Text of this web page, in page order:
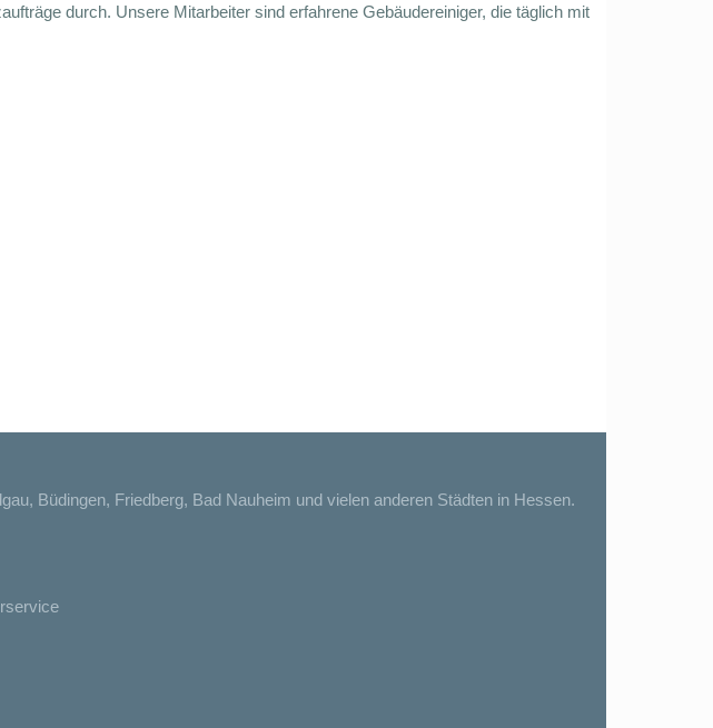
durch. Unsere Mitarbeiter sind erfahrene Gebäudereiniger, die täglich mit
Büdingen, Friedberg, Bad Nauheim und vielen anderen Städten in Hessen.